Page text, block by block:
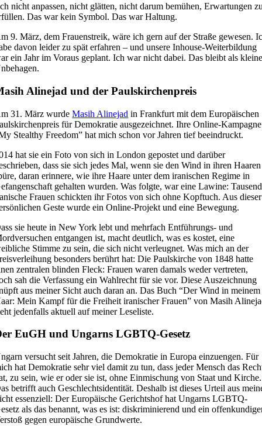
nicht anpassen, nicht glätten, nicht darum bemühen, Erwartungen
Das war kein Symbol. Das war Haltung.
9. März, dem Frauenstreik, wäre ich gern auf der Straße gewesen.
davon leider zu spät erfahren – und unsere Inhouse-Weiterbildung
ein Jahr im Voraus geplant. Ich war nicht dabei. Das bleibt als
Alinejad und der Paulskirchenpreis
31. März wurdeMasih Alinejad in Frankfurt mit dem Europäischen
für Demokratie ausgezeichnet. Ihre Online-Kampagne
Stealthy Freedom” hat mich schon vor Jahren tief beeindruckt.
hat sie ein Foto von sich in London gepostet und darüber
dass sie sich jedes Mal, wenn sie den Wind in ihren Haaren
daran erinnere, wie ihre Haare unter dem iranischen Regime in
gehalten wurden. Was folgte, war eine Lawine:
Frauen schickten ihr Fotos von sich ohne Kopftuch. Aus dieser
Geste wurde ein Online-Projekt und eine Bewegung.
sie heute in New York lebt und mehrfach Entführungs- und
entgangen ist, macht deutlich, was es kostet, eine
Stimme zu sein, die sich nicht verleugnet. Was mich an der
besonders berührt hat: Die Paulskirche von 1848 hatte
zentralen blinden Fleck: Frauen waren damals weder vertreten,
sah die Verfassung ein Wahlrecht für sie vor. Diese Auszeichnung
aus meiner Sicht auch daran an. Das Buch “Der Wind in meinem
Mein Kampf für die Freiheit iranischer Frauen” von Masih
jedenfalls aktuell auf meiner Leseliste.
EuGH und Ungarns LGBTQ-Gesetz
versucht seit Jahren, die Demokratie in Europa einzuengen. Für
hat Demokratie sehr viel damit zu tun, dass jeder Mensch das
zu sein, wie er oder sie ist, ohne Einmischung von Staat und Kirche.
betrifft auch Geschlechtsidentität. Deshalb ist dieses Urteil aus
essenziell: Der Europäische Gerichtshof hat Ungarns LGBTQ-
als das benannt, was es ist: diskriminierend und ein
gegen europäische Grundwerte.